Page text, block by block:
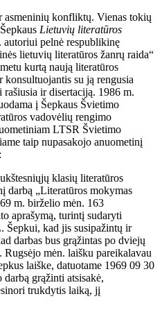
konfliktų. Vienas tokių
Lietuvių literatūros
autoriui pelnė respublikinę
lietuvių literatūros žanrų raida“
kurtą naują literatūros
konsultuojantis su ją rengusia
ir disertaciją. 1986 m.
į Šepkaus Švietimo
vadovėlių rengimo
LTSR Švietimo
taip nupasakojo anuometinį
klasių literatūros
darbą „Literatūros mokymas
m. birželio mėn. 163
aprašymą, turintį sudaryti
Šepkui, kad jis susipažintų ir
darbas bus grąžintas po dviejų
mėn. laišku pareikalavau
laiške, datuotame 1969 09 30
grąžinti atsisakė,
trukdytis laiką, jį